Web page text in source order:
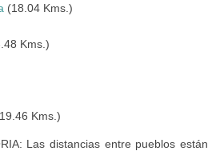
(18.04 Kms.)
Kms.)
Kms.)
Las distancias entre pueblos están